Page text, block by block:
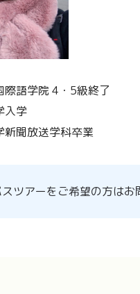
際語学院 4・5級終了
入学
新聞放送学科卒業
ツアーをご希望の方はお